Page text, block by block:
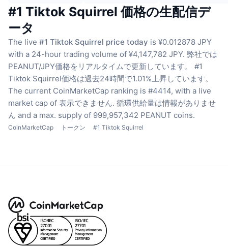
#1 Tiktok Squirrel 価格の生配信デ
ータ
The live #1 Tiktok Squirrel price today is ¥0.012878 JPY
with a 24-hour trading volume of ¥4,147,782 JPY. 弊社では
PEANUT/JPY価格をリアルタイムで更新しています。
#1
Tiktok Squirrel価格は過去24時間で1.01%上昇しています。
The current CoinMarketCap ranking is #4414, with a live
market cap of 表示できません. 循環供給量は情報がありませ
ん and a max. supply of 999,957,342 PEANUT coins.
CoinMarketCap トークン #1 Tiktok Squirrel